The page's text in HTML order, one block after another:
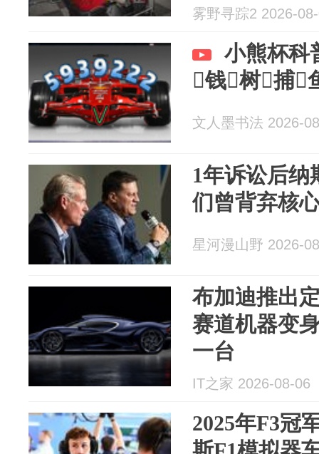
雾野寻踪2 2026-
小熊杯科
钱树捕
文人墨书法 2026-
1年诉讼后纳
们曾背弃核
星河漫山野 2026-
布加迪推出
赛道机器变
一台
IT之家 2026-08-06
2025年F3冠